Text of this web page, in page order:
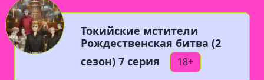
Токийские мстители
Рождественская битва (2
сезон) 7 серия
18+